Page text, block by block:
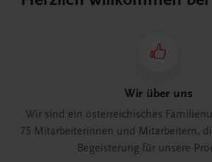
Wir über uns
Wir sind ein österreichisches
75 Mitarbeiterinnen und Mitarbeitern,
Begeisterung für unsere